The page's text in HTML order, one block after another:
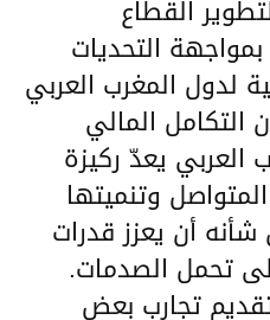
القطاع
التحديات
لدول المغرب العربي
التكامل المالي
العربي يعدّ ركيزة
وتنميتها
أن يعزز قدرات
تحمل الصدمات.
تجارب بعض